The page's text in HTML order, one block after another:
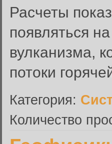
Расчеты
появляться
вулканизма,
потоки
Категория:
Количество